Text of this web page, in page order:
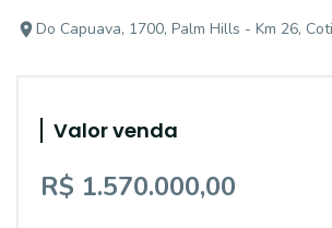
Do Capuava, 1700, Palm Hills - Km 26,
Valor venda
R$ 1.570.000,00